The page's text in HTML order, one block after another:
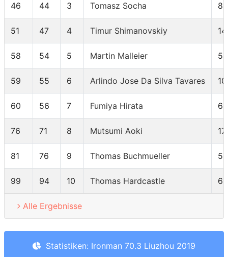
46 44 3 Tomasz Socha 84
51 47 4 Timur Shimanovskiy
58 54 5 Martin Malleier
59 55 6 Arlindo Jose Da Silva Tavares
60 56 7 Fumiya Hirata
76 71 8 Mutsumi Aoki
81 76 9 Thomas Buchmueller 55
99 94 10 Thomas Hardcastle 63
Alle Ergebnisse
Statistiken: Ironman 70.3 Liuzhou 2019